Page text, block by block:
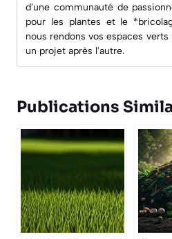
d'une communauté de
pour les plantes et le
nous rendons vos espaces
un projet après l'autre.
Publications